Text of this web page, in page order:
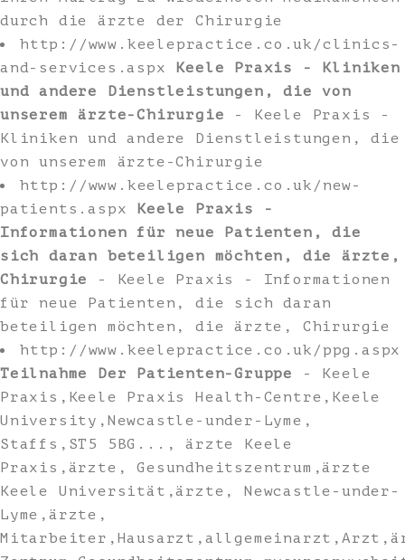
durch die ärzte der Chirurgie
http://www.keelepractice.co.uk/clinics-
and-services.aspx Keele Praxis - Kliniken
und andere Dienstleistungen, die von
unserem ärzte-Chirurgie - Keele Praxis -
Kliniken und andere Dienstleistungen, die
von unserem ärzte-Chirurgie
http://www.keelepractice.co.uk/new-
patients.aspx Keele Praxis -
Informationen für neue Patienten, die
sich daran beteiligen möchten, die ärzte,
Chirurgie
- Keele Praxis - Informationen
für neue Patienten, die sich daran
beteiligen möchten, die ärzte, Chirurgie
http://www.keelepractice.co.uk/ppg.aspx
Teilnahme Der Patienten-Gruppe
- Keele
Praxis,Keele Praxis Health-Centre,Keele
University,Newcastle-under-Lyme,
Staffs,ST5 5BG..., ärzte Keele
Praxis,ärzte, Gesundheitszentrum,ärzte
Keele Universität,ärzte, Newcastle-under-
Lyme,ärzte,